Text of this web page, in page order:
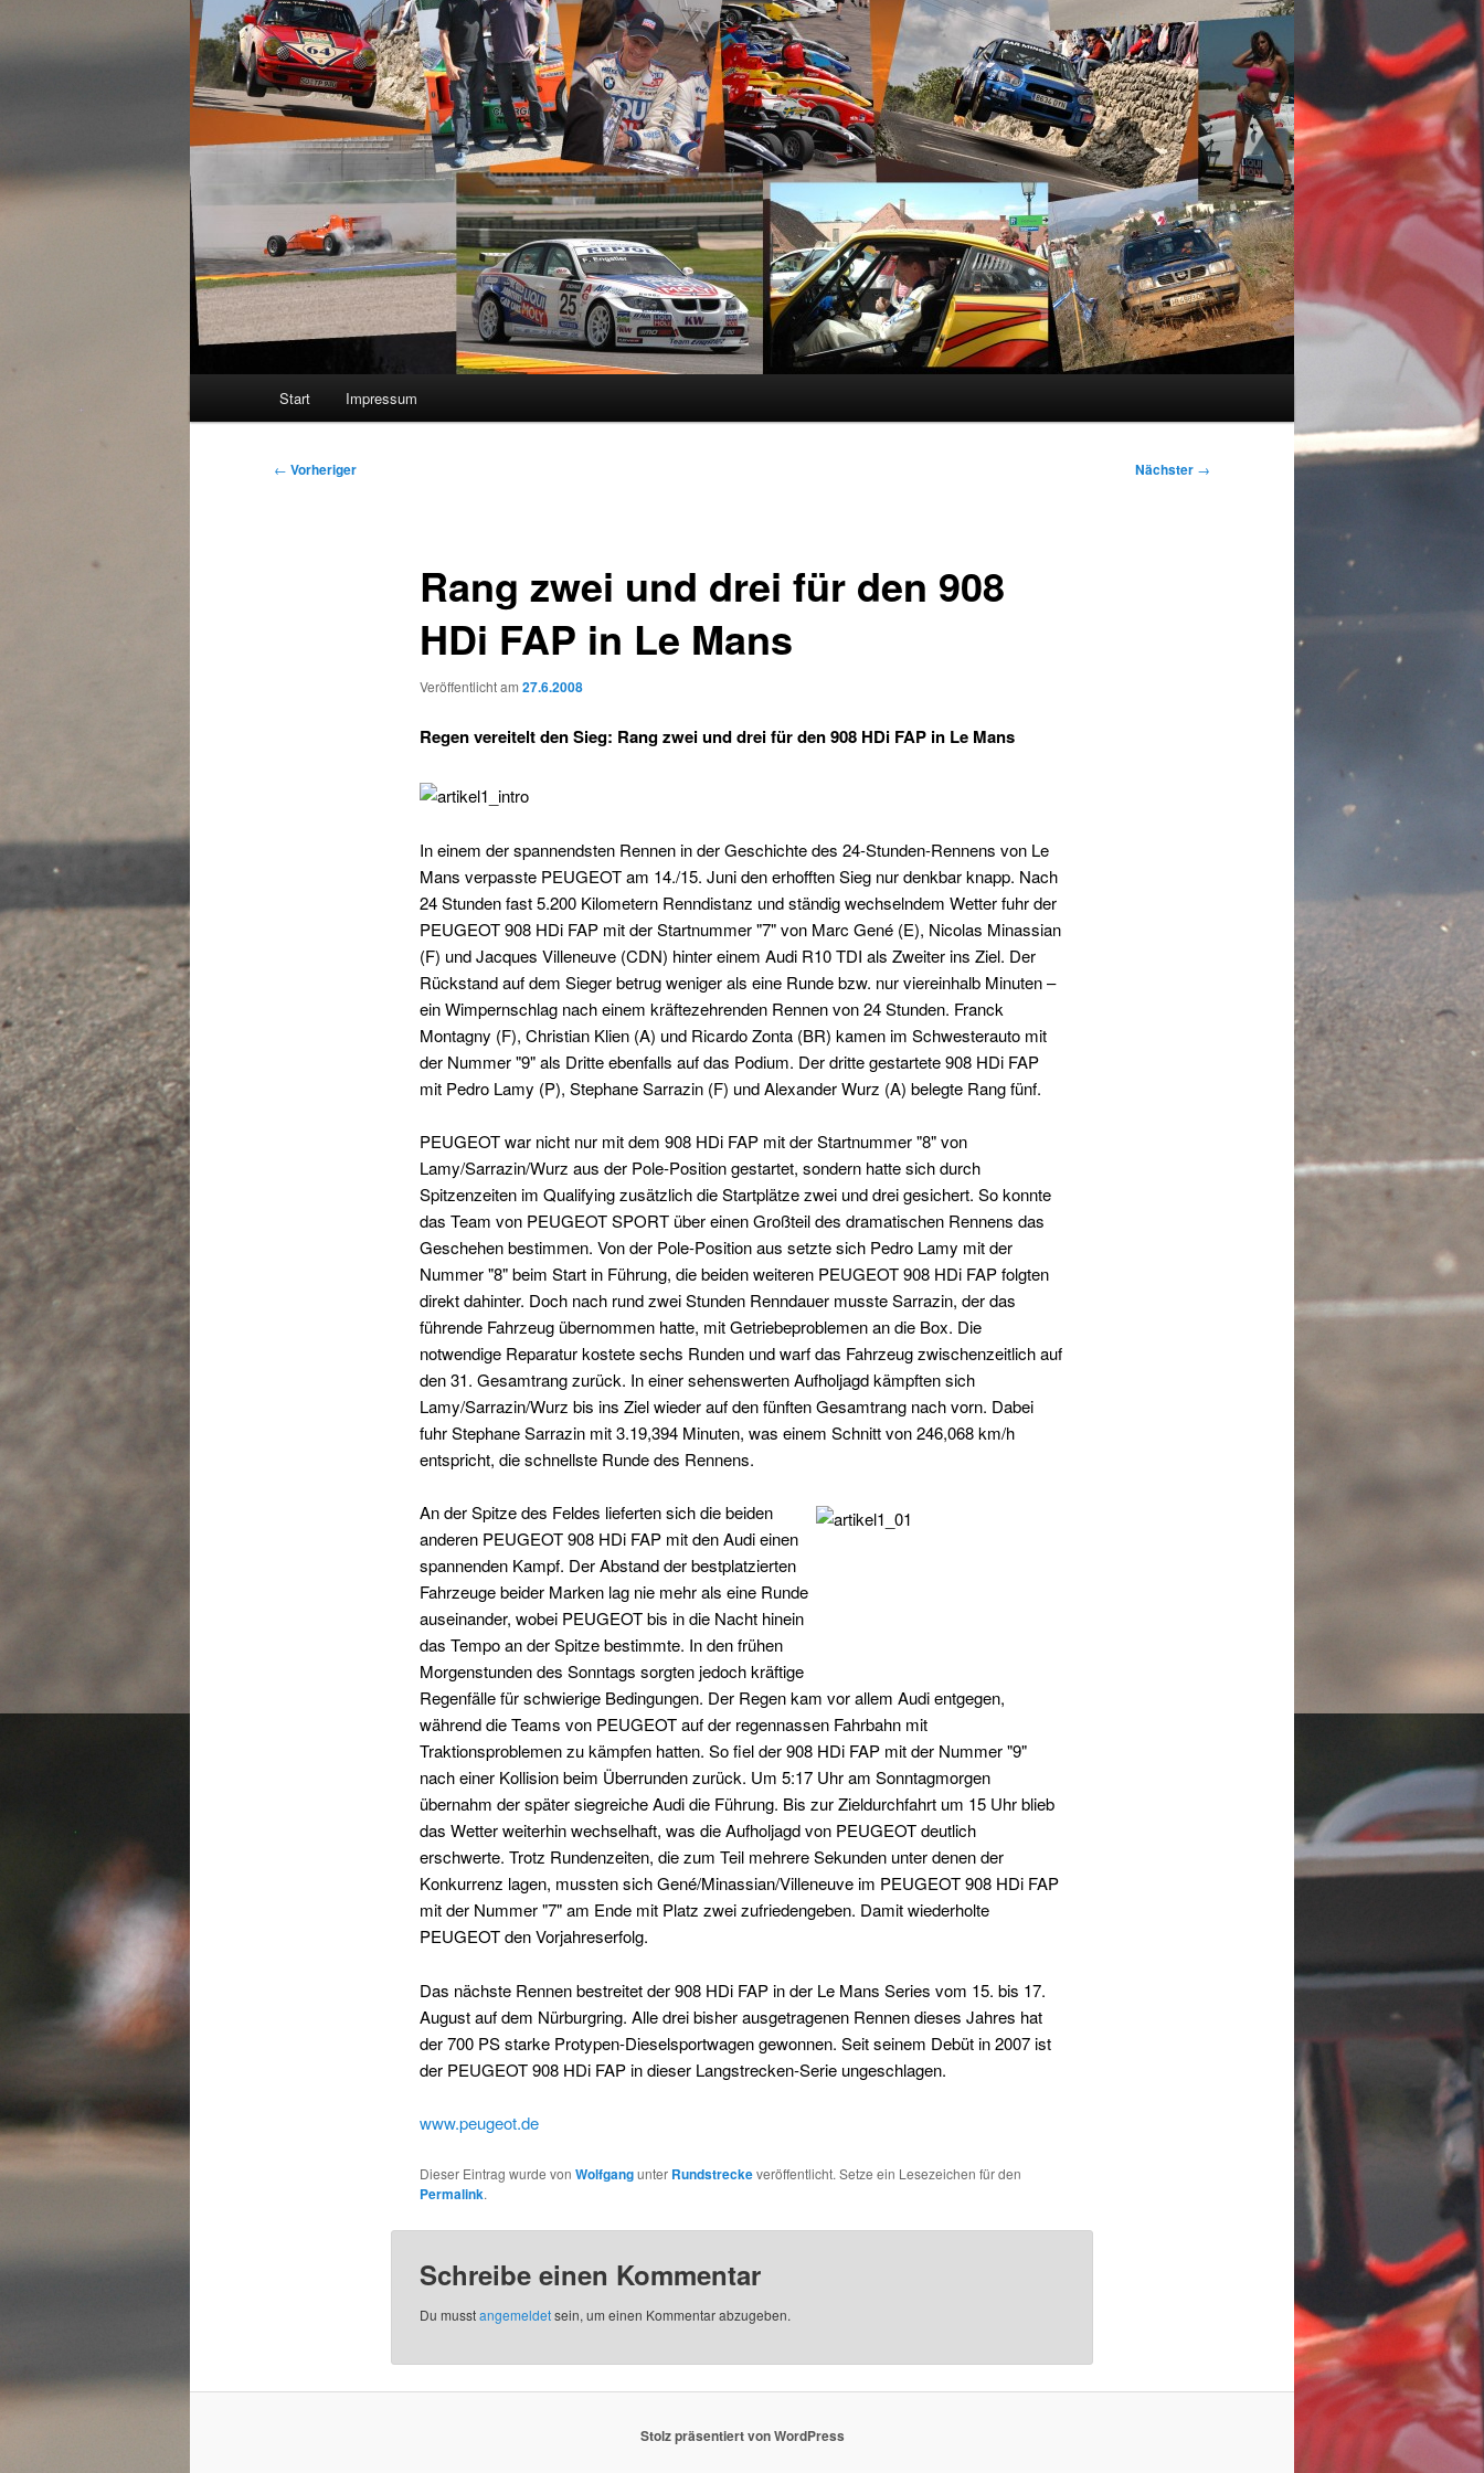
Start Impressum
Beitragsnavigation
← Vorheriger Nächster →
Rang zwei und drei für den 908
HDi FAP in Le Mans
Veröffentlicht am 27.6.2008
Regen vereitelt den Sieg: Rang zwei und drei für den 908 HDi FAP in Le Mans
In einem der spannendsten Rennen in der Geschichte des 24-Stunden-Rennens von Le
Mans verpasste PEUGEOT am 14./15. Juni den erhofften Sieg nur denkbar knapp. Nach
24 Stunden fast 5.200 Kilometern Renndistanz und ständig wechselndem Wetter fuhr der
PEUGEOT 908 HDi FAP mit der Startnummer "7" von Marc Gené (E), Nicolas Minassian
(F) und Jacques Villeneuve (CDN) hinter einem Audi R10 TDI als Zweiter ins Ziel. Der
Rückstand auf dem Sieger betrug weniger als eine Runde bzw. nur viereinhalb Minuten –
ein Wimpernschlag nach einem kräftezehrenden Rennen von 24 Stunden. Franck
Montagny (F), Christian Klien (A) und Ricardo Zonta (BR) kamen im Schwesterauto mit
der Nummer "9" als Dritte ebenfalls auf das Podium. Der dritte gestartete 908 HDi FAP
mit Pedro Lamy (P), Stephane Sarrazin (F) und Alexander Wurz (A) belegte Rang fünf.
PEUGEOT war nicht nur mit dem 908 HDi FAP mit der Startnummer "8" von
Lamy/Sarrazin/Wurz aus der Pole-Position gestartet, sondern hatte sich durch
Spitzenzeiten im Qualifying zusätzlich die Startplätze zwei und drei gesichert. So konnte
das Team von PEUGEOT SPORT über einen Großteil des dramatischen Rennens das
Geschehen bestimmen. Von der Pole-Position aus setzte sich Pedro Lamy mit der
Nummer "8" beim Start in Führung, die beiden weiteren PEUGEOT 908 HDi FAP folgten
direkt dahinter. Doch nach rund zwei Stunden Renndauer musste Sarrazin, der das
führende Fahrzeug übernommen hatte, mit Getriebeproblemen an die Box. Die
notwendige Reparatur kostete sechs Runden und warf das Fahrzeug zwischenzeitlich auf
den 31. Gesamtrang zurück. In einer sehenswerten Aufholjagd kämpften sich
Lamy/Sarrazin/Wurz bis ins Ziel wieder auf den fünften Gesamtrang nach vorn. Dabei
fuhr Stephane Sarrazin mit 3.19,394 Minuten, was einem Schnitt von 246,068 km/h
entspricht, die schnellste Runde des Rennens.
An der Spitze des Feldes lieferten sich die beiden
anderen PEUGEOT 908 HDi FAP mit den Audi einen
spannenden Kampf. Der Abstand der bestplatzierten
Fahrzeuge beider Marken lag nie mehr als eine Runde
auseinander, wobei PEUGEOT bis in die Nacht hinein
das Tempo an der Spitze bestimmte. In den frühen
Morgenstunden des Sonntags sorgten jedoch kräftige
Regenfälle für schwierige Bedingungen. Der Regen kam vor allem Audi entgegen,
während die Teams von PEUGEOT auf der regennassen Fahrbahn mit
Traktionsproblemen zu kämpfen hatten. So fiel der 908 HDi FAP mit der Nummer "9"
nach einer Kollision beim Überrunden zurück. Um 5:17 Uhr am Sonntagmorgen
übernahm der später siegreiche Audi die Führung. Bis zur Zieldurchfahrt um 15 Uhr blieb
das Wetter weiterhin wechselhaft, was die Aufholjagd von PEUGEOT deutlich
erschwerte. Trotz Rundenzeiten, die zum Teil mehrere Sekunden unter denen der
Konkurrenz lagen, mussten sich Gené/Minassian/Villeneuve im PEUGEOT 908 HDi FAP
mit der Nummer "7" am Ende mit Platz zwei zufriedengeben. Damit wiederholte
PEUGEOT den Vorjahreserfolg.
Das nächste Rennen bestreitet der 908 HDi FAP in der Le Mans Series vom 15. bis 17.
August auf dem Nürburgring. Alle drei bisher ausgetragenen Rennen dieses Jahres hat
der 700 PS starke Protypen-Dieselsportwagen gewonnen. Seit seinem Debüt in 2007 ist
der PEUGEOT 908 HDi FAP in dieser Langstrecken-Serie ungeschlagen.
www.peugeot.de
Dieser Eintrag wurde von Wolfgangunter Rundstreckeveröffentlicht. Setze ein Lesezeichen für den
Permalink.
Schreibe einen Kommentar
Du musstangemeldetsein, um einen Kommentar abzugeben.
Stolz präsentiert von WordPress